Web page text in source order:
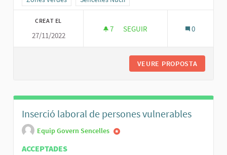
CREAT EL
27/11/2022
7 7 SEGUIDORES
SEGUIR 0
VEURE PROPOSTA
Inserció laboral de persones vulnerables
Equip Govern Sencelles
ACCEPTADES